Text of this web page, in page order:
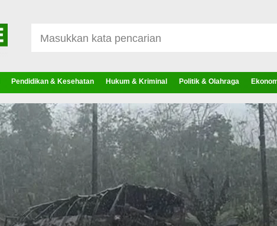
Pendidikan & Kesehatan Hukum & Kriminal Politik & Olahraga